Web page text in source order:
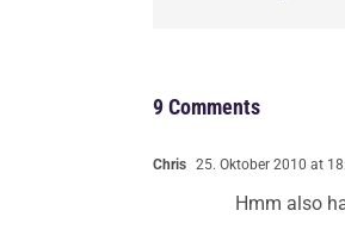
9 Comments
Chris 25. Oktober 2010 at
Hmm also